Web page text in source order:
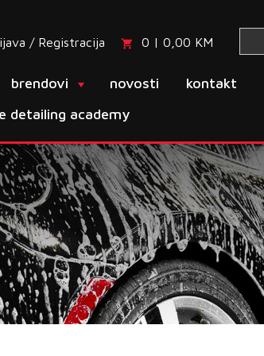
/ Registracija 0 | 0,00 KM
brendovi novosti kontakt
detailing academy